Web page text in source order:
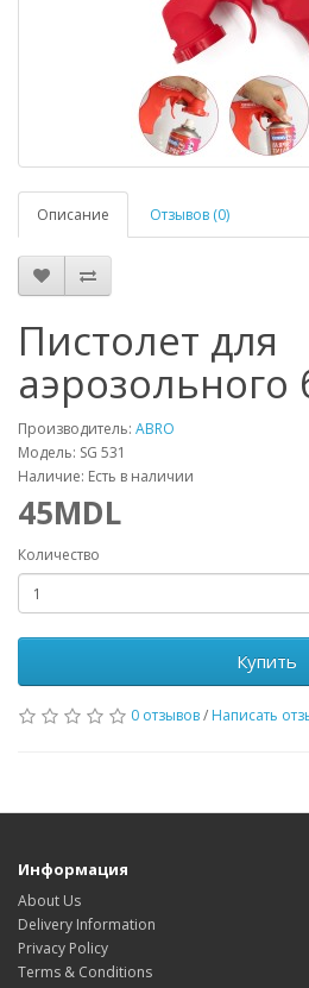
Описание Отзывов (0)
Пистолет для
аэрозольного
Производитель: ABRO
Модель: SG 531
Наличие: Есть в наличии
45MDL
Количество
Купить
0 отзывов/ Написать
Информация
About Us
Delivery Information
Privacy Policy
Terms & Conditions